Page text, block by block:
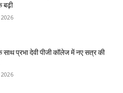
बढ़ी
के साथ प्रभा देवी पीजी कॉलेज में नए सत्र की